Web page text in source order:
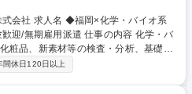
・バイオ系
派遣 仕事の内容 化学・バ
粧品、新素材等の検査・分析、基礎研
）や東京（バイオ）の専門施設で1か
間休日120日以上